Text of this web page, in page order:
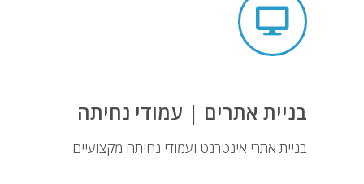
בניית אתרים | עמודי נחיתה
בניית אתרי אינטרנט ועמודי נחיתה מקצועיים